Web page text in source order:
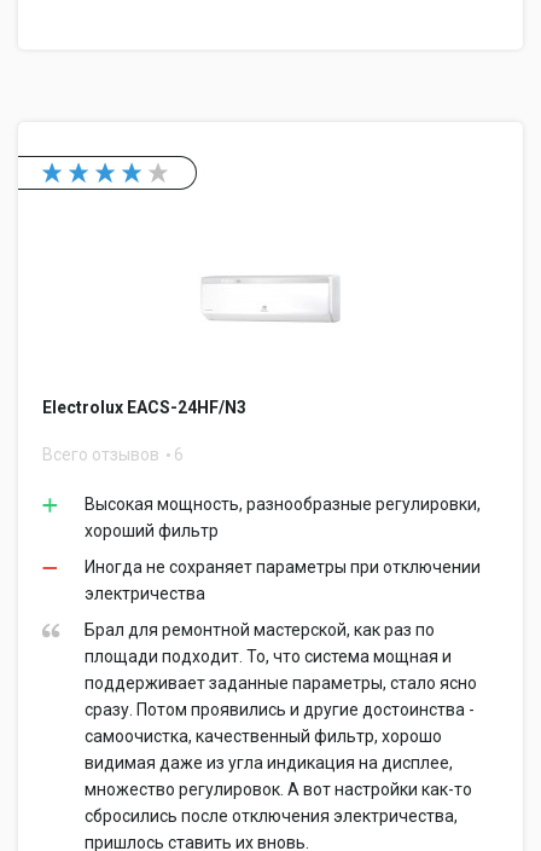
Electrolux EACS-24HF/N3
Всего отзывов 6
Высокая мощность, разнообразные регулировки,
хороший фильтр
Иногда не сохраняет параметры при отключении
электричества
Брал для ремонтной мастерской, как раз по
площади подходит. То, что система мощная и
поддерживает заданные параметры, стало ясно
сразу. Потом проявились и другие достоинства -
самоочистка, качественный фильтр, хорошо
видимая даже из угла индикация на дисплее,
множество регулировок. А вот настройки как-то
сбросились после отключения электричества,
пришлось ставить их вновь.